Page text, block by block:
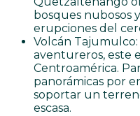
bosques nubosos
erupciones del
Volcán Tajumulco:
aventureros, este
Centroamérica.
panorámicas por
soportar un
escasa.